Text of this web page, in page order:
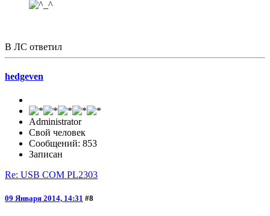
В ЛС ответил
hedgeven
Administrator
Свой человек
Сообщений: 853
Записан
Re: USB COM PL2303
09 Января 2014, 14:31 #8